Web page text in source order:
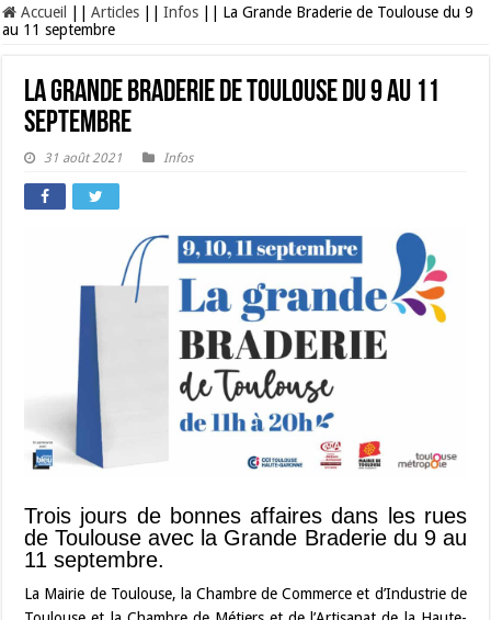
Les Nocturnes de la Cité de l’espace 2026 : l’événement incontournable de
Accueil Articles Infos
La Grande Braderie de Toulouse du 9
au 11 septembre
La Grande Braderie de Toulouse du 9 au 11
septembre
31 août 2021 Infos
Trois jours de bonnes affaires dans les rues
de Toulouse avec la Grande Braderie du 9 au
11 septembre.
La Mairie de Toulouse, la Chambre de Commerce et d’Industrie de